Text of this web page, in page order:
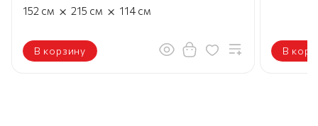
152 см × 215 см × 114 см
В корзину В